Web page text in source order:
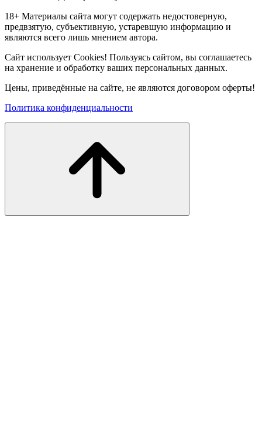
18+ Материалы сайта могут содержать недостоверную,
предвзятую, субъективную, устаревшую информацию и
являются всего лишь мнением автора.
Сайт использует Cookies! Пользуясь сайтом, вы соглашаетесь
на хранение и обработку ваших персональных данных.
Цены, приведённые на сайте, не являются договором оферты!
Политика конфиденциальности